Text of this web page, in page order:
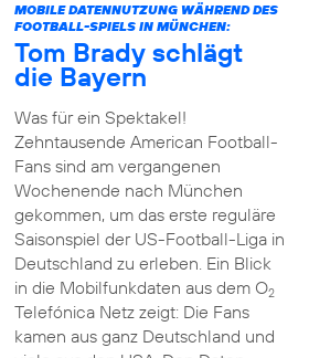
MOBILE DATENNUTZUNG WÄHREND DES
FOOTBALL-SPIELS IN MÜNCHEN:
Tom Brady schlägt
die Bayern
Was für ein Spektakel!
Zehntausende American Football-
Fans sind am vergangenen
Wochenende nach München
gekommen, um das erste reguläre
Saisonspiel der US-Football-Liga in
Deutschland zu erleben. Ein Blick
in die Mobilfunkdaten aus dem O2
Telefónica Netz zeigt: Die Fans
kamen aus ganz Deutschland und